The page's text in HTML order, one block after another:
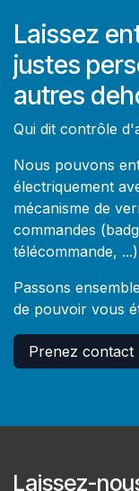
Laissez
justes
autres
Qui dit contrôle
Nous pouvons
électriquement
mécanisme de
commandes
télécommande, ...)
Passons
de pouvoir vous
Prenez contact
Laissez-